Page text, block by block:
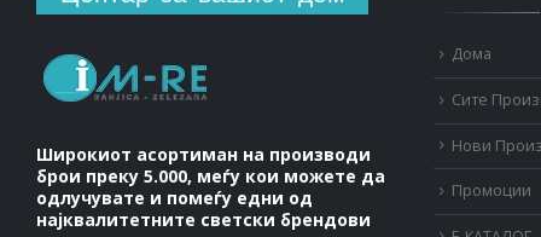
Широкиот асортиман на производи
брои преку 5.000, меѓу кои можете да
одлучувате и помеѓу едни од
најквалитетните светски брендови
Дома
Сите
Нови
Промоции